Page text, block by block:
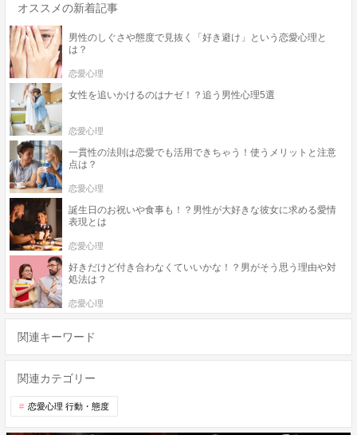
オススメの新着記事
男性のしぐさや態度で見抜く「好き避け」という恋愛心理と
は？
恋愛心理
女性を追いかけるのはナゼ！？追う男性心理5選
恋愛心理
一貫性の法則は恋愛でも活用できちゃう！使うメリットと注意
点は？
恋愛心理
誕生日のお祝いや食事も！？男性が大好きな彼女に求める愛情
表現とは
恋愛心理
好きだけど付き合わなくていいかな！？男がそう思う理由や対
処法は？
恋愛心理
関連キーワード
関連カテゴリー
恋愛心理 行動・態度